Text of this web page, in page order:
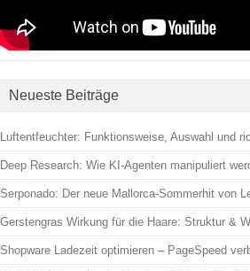
Neueste Beiträge
Luftentfeuchter: Funktionsweise, Auswahl und
Deep Research: Wie KI-Agenten manipuliert
Serponado: Der neue Mallorca-Sommerhit von
Gerstengras Wirkung für die Haare: Struktur &
Shopware Ladezeit optimieren – PageSpeed